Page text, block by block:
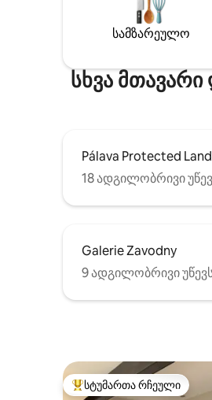
სამზარეულო
სხვა
Pálava Protected
18 ადგილობრივი
Galerie Zavodny
9 ადგილობრივი
სტუმართა რჩეული
სტუმართა რჩეული